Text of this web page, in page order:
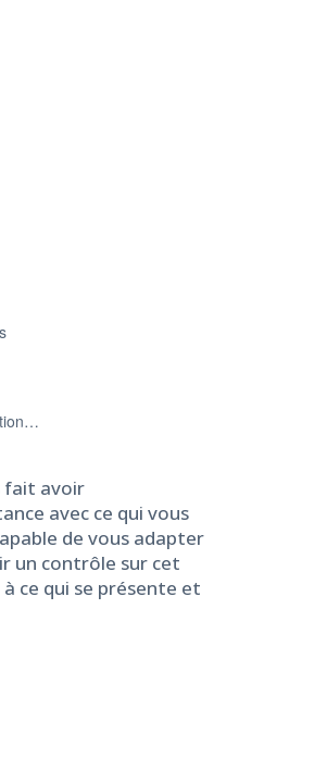
fait avoir
avec ce qui vous
de vous adapter
un contrôle sur cet
ce qui se présente et